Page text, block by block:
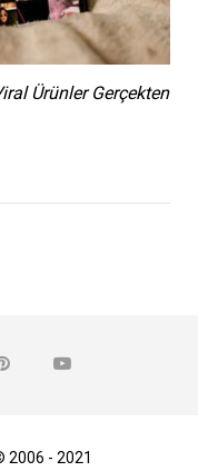
Ürünler Gerçekten
- 2021